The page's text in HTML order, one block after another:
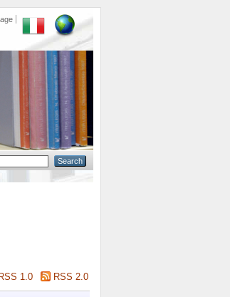
RSS 1.0 RSS 2.0